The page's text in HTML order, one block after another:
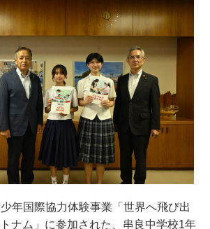
年国際協力体験事業「世界へ飛び出
ナム」に参加された、串良中学校1年